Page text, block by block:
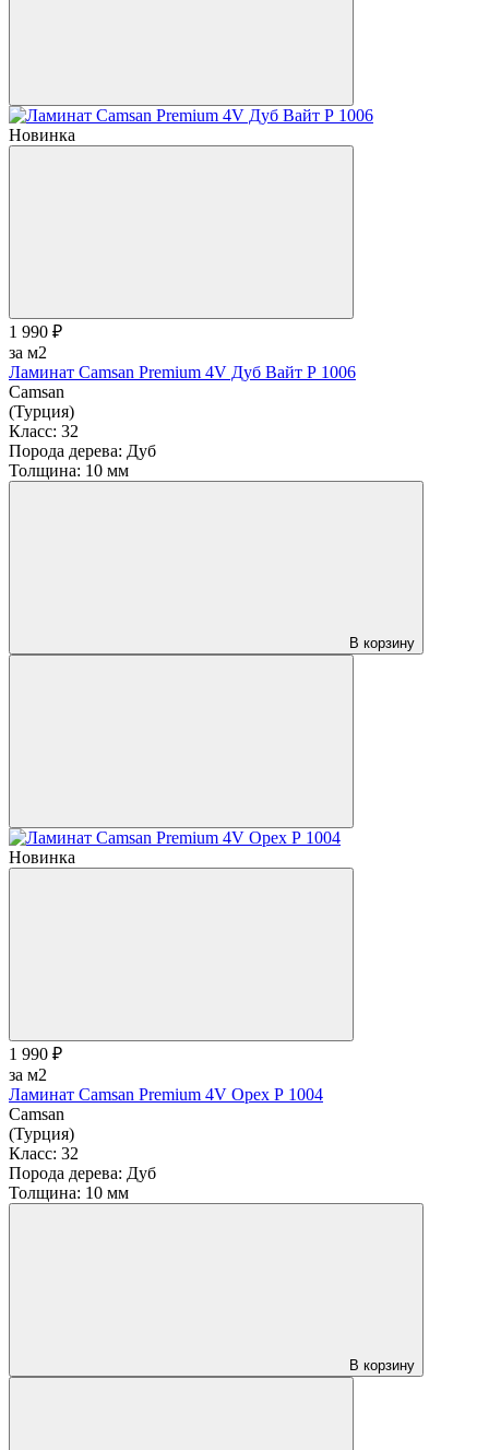
Новинка
1 990 ₽
за м2
Ламинат Camsan Premium 4V Дуб Вайт Р 1006
Camsan
(Турция)
Класс: 32
Порода дерева: Дуб
Толщина: 10 мм
В корзину
Новинка
1 990 ₽
за м2
Ламинат Camsan Premium 4V Орех Р 1004
Camsan
(Турция)
Класс: 32
Порода дерева: Дуб
Толщина: 10 мм
В корзину